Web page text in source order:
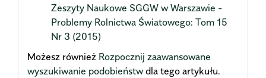
Zeszyty Naukowe SGGW w Warszawie -
Problemy Rolnictwa Światowego: Tom 15
Nr 3 (2015)
Możesz również Rozpocznij zaawansowane
wyszukiwanie podobieństwdla tego artykułu.